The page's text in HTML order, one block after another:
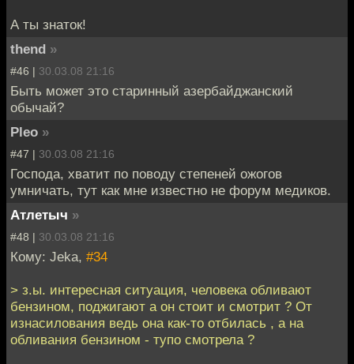
А ты знаток!
thend »
#46 | 30.03.08 21:16
Быть может это старинный азербайджанский
обычай?
Pleo »
#47 | 30.03.08 21:16
Господа, хватит по поводу степеней ожогов
умничать, тут как мне известно не форум медиков.
Атлетыч »
#48 | 30.03.08 21:16
Кому: Jeka, #34
> з.ы. интересная ситуация, человека обливают
бензином, поджигают а он стоит и смотрит ? От
изнасилования ведь она как-то отбилась , а на
обливания бензином - тупо смотрела ?